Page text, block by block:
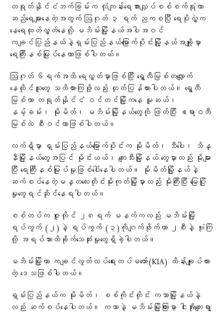
တရုတ်နိုင်ငံဘက်ခြမ်းက လုံကျန်းရေအားလျှပ်စစ်စက်ရုံဟာ
ဆည်ရေများနေတဲ့အတွက် ဩဂုတ် ၃ ရက် ညကစပြီး ရေပိုလွှဲက‌
နေရေထုတ်လွှတ်နေလို့ မဘိမ်းမြို့နယ်အပါအဝင်
ကချင်ပြည်နယ်နဲ့ရှမ်းပြည်နယ်မြောက်ပိုင်းမြို့နယ်အချို့မှာ
ရေကြီးနစ်မြုပ်နေတာဖြစ်ပါတယ်။
ဩဂုတ် ၆ရက်အထိ ရေလွှတ်မှာဖြစ်ပြီး ရွှေလီမြစ်တလျှောက်
နေထိုင်သူတွေ သတိထားကြဖို့လည်း ထုတ်ပြန်ထားပါတယ်။ ရွှေလီ
မြစ်ဟာ တရုတ်နိုင်ငံ ဝင်တင်မြို့ကနေ မူဆယ်၊
နမ့်ခမ်း၊ မိုးမိတ်၊ မဘိမ်းမြို့နယ်တွေကို ဖြတ်ပြီး ဧရာဝတီ
မြစ်ထဲ စီးဝင်တာဖြစ်ပါတယ်။
လက်ရှိမှာ ရှမ်းပြည်နယ်မြောက်ပိုင်းက မိုးမိတ်၊ သီပေါ၊ သိန္
နီမြို့နယ်တွေအပြင် မိုင်းယယ်၊ ကျေးသီးမြို့နယ်‌ တွေမှာလည်း မိုးများ
ပြီး ရေကြီးနစ်မြုပ်မှုဖြစ်ပေါ်နေပါတယ်။ မိုးမိတ်မြို့နယ်နဲ့
ဆက်စပ်နေတဲ့မန္တလေးတိုင်းမိုးကုတ်မြို့မှာလည်း မိုးကြီးပြီး မြေပြို
မှုတွေရင်ဆိုင်နေရပါတယ်။
စစ်တပ်က ဇူလိုင် ၂၈ရက် မနက်ကလည်း မဘိမ်းမြို့
ရပ်ကွက် (၂)နဲ့ ရပ်ကွက် (၃)ကိုဂျက်ဖိုက်တာ ၂စီးနဲ့ ဗုံးကြဲ
လို့ အရပ်သားထိခိုက်သေဆုံးမှုတွေရှိခဲ့ပါတယ်။
မဘိမ်းမြို့ဟာ ကချင်လွတ်လပ်ရေးတပ်မတော်(KIA) ထိန်းချုပ်ထား
တဲ့ ဒေသဖြစ်ပါတယ်။
ရှမ်းပြည်နယ်က မိုးမိတ်၊ စစ်ကိုင်းတိုင်း ကသာမြို့နယ်နဲ့
လည်း ဆက်စပ်နေပါတယ်။ ကသာနဲ့ မဘိမ်းမြို့ကြားမှာ ငါးအိုးကျေးရွာ